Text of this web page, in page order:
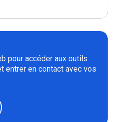
pour accéder aux outils
entrer en contact avec vos